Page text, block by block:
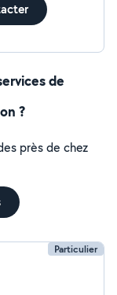
de
?
près de chez
Particulier